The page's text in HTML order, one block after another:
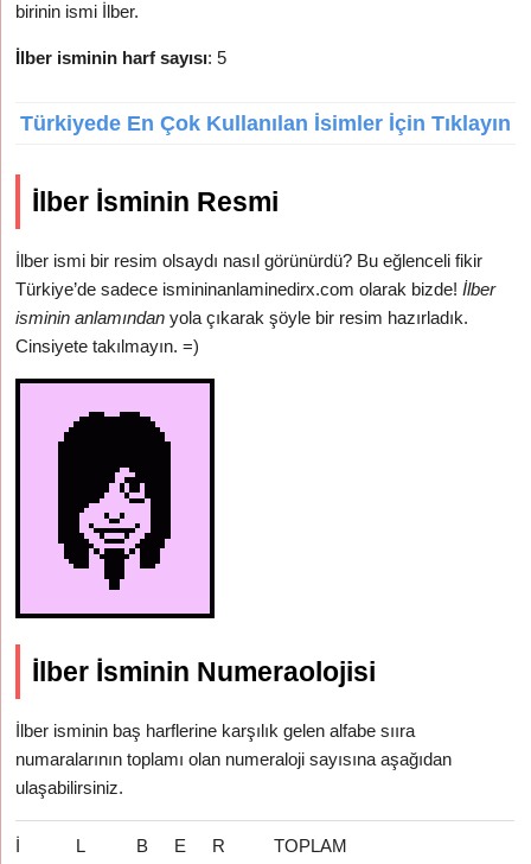
birinin ismi İlber.
İlber isminin harf sayısı: 5
Türkiyede En Çok Kullanılan İsimler İçin Tıklayın
İlber İsminin Resmi
İlber ismi bir resim olsaydı nasıl görünürdü? Bu eğlenceli fikir
Türkiye’de sadece ismininanlaminedirx.com olarak bizde!İlber
isminin anlamından yola çıkarak şöyle bir resim hazırladık.
Cinsiyete takılmayın. =)
İlber İsminin Numeraolojisi
İlber isminin baş harflerine karşılık gelen alfabe sııra
numaralarının toplamı olan numeraloji sayısına aşağıdan
ulaşabilirsiniz.
İ L B E R TOPLAM